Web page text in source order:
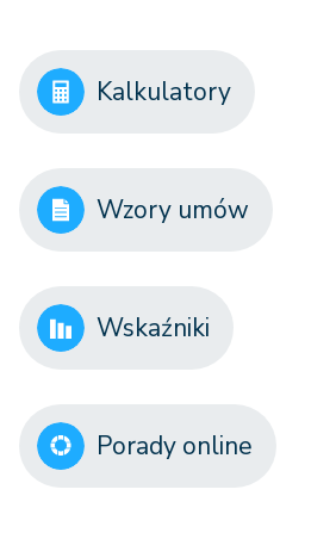
Kalkulatory
Wzory umów
Wskaźniki
Porady online